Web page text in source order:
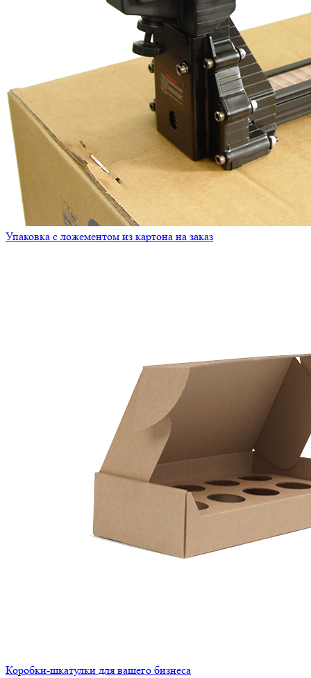
Упаковка с ложементом из картона на заказ
Коробки-шкатулки для вашего бизнеса